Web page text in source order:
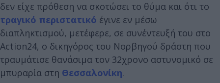
δεν είχε πρόθεση να σκοτώσει το θύμα και ότι το
τραγικό περιστατικό έγινε εν μέσω
διαπληκτισμού, μετέφερε, σε συνέντευξή του στο
Action24, ο δικηγόρος του Νορβηγού δράστη που
τραυμάτισε θανάσιμα τον 32χρονο αστυνομικό σε
μπυραρία στη Θεσσαλονίκη.